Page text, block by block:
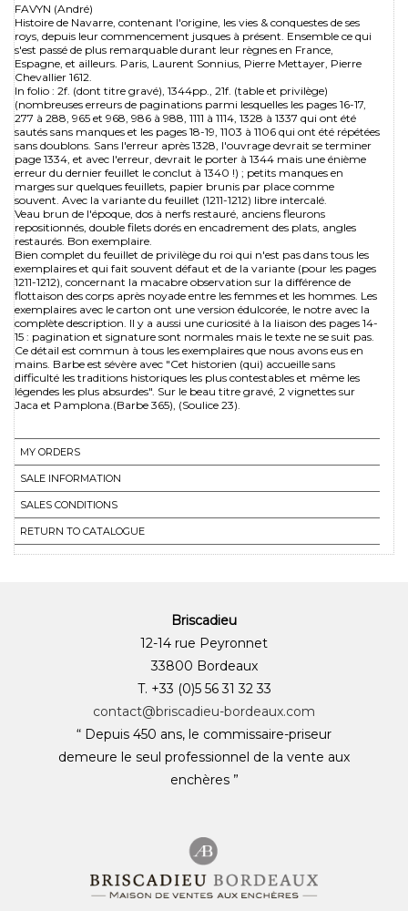
FAVYN (André)
Histoire de Navarre, contenant l'origine, les vies & conquestes de ses
roys, depuis leur commencement jusques à présent. Ensemble ce qui
s'est passé de plus remarquable durant leur règnes en France,
Espagne, et ailleurs. Paris, Laurent Sonnius, Pierre Mettayer, Pierre
Chevallier 1612.
In folio : 2f. (dont titre gravé), 1344pp., 21f. (table et privilège)
(nombreuses erreurs de paginations parmi lesquelles les pages 16-17,
277 à 288, 965 et 968, 986 à 988, 1111 à 1114, 1328 à 1337 qui ont été
sautés sans manques et les pages 18-19, 1103 à 1106 qui ont été répétées
sans doublons. Sans l'erreur après 1328, l'ouvrage devrait se terminer
page 1334, et avec l'erreur, devrait le porter à 1344 mais une énième
erreur du dernier feuillet le conclut à 1340 !) ; petits manques en
marges sur quelques feuillets, papier brunis par place comme
souvent. Avec la variante du feuillet (1211-1212) libre intercalé.
Veau brun de l'époque, dos à nerfs restauré, anciens fleurons
repositionnés, double filets dorés en encadrement des plats, angles
restaurés. Bon exemplaire.
Bien complet du feuillet de privilège du roi qui n'est pas dans tous les
exemplaires et qui fait souvent défaut et de la variante (pour les pages
1211-1212), concernant la macabre observation sur la différence de
flottaison des corps après noyade entre les femmes et les hommes. Les
exemplaires avec le carton ont une version édulcorée, le notre avec la
complète description. Il y a aussi une curiosité à la liaison des pages 14-
15 : pagination et signature sont normales mais le texte ne se suit pas.
Ce détail est commun à tous les exemplaires que nous avons eus en
mains. Barbe est sévère avec "Cet historien (qui) accueille sans
difficulté les traditions historiques les plus contestables et même les
légendes les plus absurdes". Sur le beau titre gravé, 2 vignettes sur
Jaca et Pamplona.(Barbe 365), (Soulice 23).
MY ORDERS
SALE INFORMATION
SALES CONDITIONS
RETURN TO CATALOGUE
Briscadieu
12-14 rue Peyronnet
33800 Bordeaux
T. +33 (0)5 56 31 32 33
contact@briscadieu-bordeaux.com
“ Depuis 450 ans, le commissaire-priseur
demeure le seul professionnel de la vente aux
enchères ”